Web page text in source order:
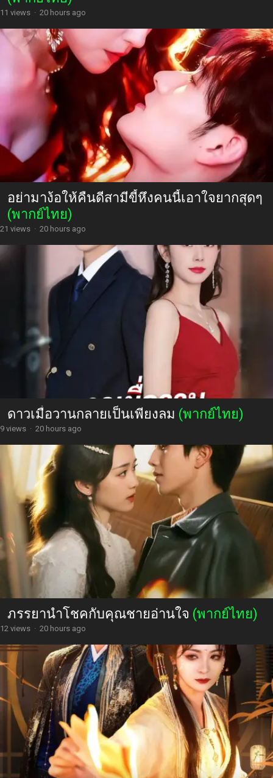
11 views · 20 hours ago
อย่ามาง้อให้คืนดีสามีขี้หึงคนนี้เอาใจยากสุดๆ
(พากย์ไทย)
21 views · 20 hours ago
ดาวเมื่อวานกลายเป็นเพียงลม (พากย์ไทย)
9 views · 20 hours ago
ภรรยานำโชคกับคุณชายอ่านใจ (พากย์ไทย)
12 views · 20 hours ago